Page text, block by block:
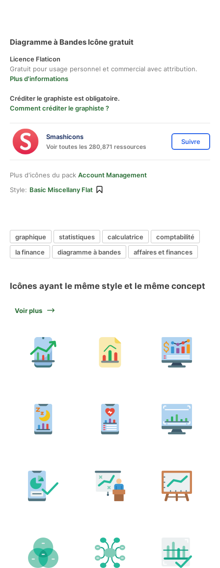
Diagramme à Bandes Icône gratuit
Licence Flaticon
Gratuit pour usage personnel et commercial avec attribution.
Plus d'informations
Créditer le graphiste est obligatoire.
Comment créditer le graphiste ?
Smashicons
Voir toutes les 280,871 ressources
Suivre
Plus d'icônes du pack Account Management
Style: Basic Miscellany Flat
graphique statistiques calculatrice
comptabilité
la finance
diagramme à bandes affaires et finances
Icônes ayant le même style et le même concept
Voir plus